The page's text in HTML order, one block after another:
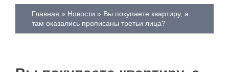
Главная Новости
Вы покупаете квартиру, а
там оказались прописаны третьи лица?